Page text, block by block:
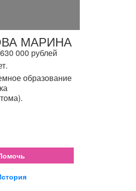
МАРИНА
000 рублей
образование